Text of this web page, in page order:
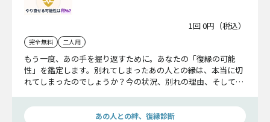
1回 0円（税込）
完全無料 二人用
もう一度、あの手を握り返すために。あなたの「復縁の可能
性」を鑑定します。別れてしまったあの人との縁は、本当に切
れてしまったのでしょうか？今の状況、別れの理由、そしてあ
断します。
あの人との絆、復縁診断